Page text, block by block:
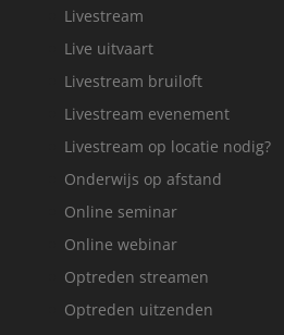
Livestream
Live uitvaart
Livestream bruiloft
Livestream evenement
Livestream op locatie nodig?
Onderwijs op afstand
Online seminar
Online webinar
Optreden streamen
Optreden uitzenden